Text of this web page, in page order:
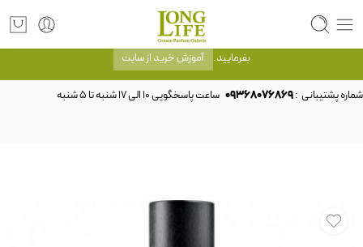
توجه! برند لانگ لایف رایحه های معروف را با شیشه و بسته بندی خود شرکت لانگ لایف
عرضه می کند.که با انتخاب حجم هر ادکلنی می توانید شیشه و بسته بندی را ملاحظه
بفرمایید. آموزش خرید از سایت
شماره پشتیبانی :09368076869